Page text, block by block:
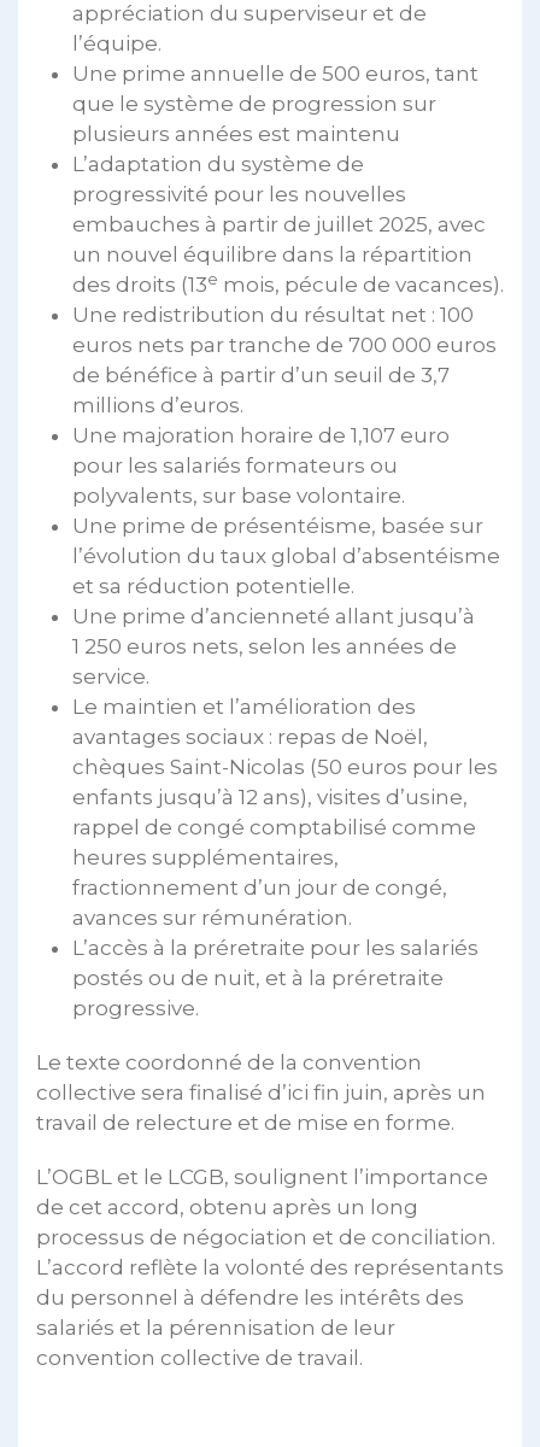
appréciation du superviseur et de
l’équipe.
Une prime annuelle de 500 euros, tant
que le système de progression sur
plusieurs années est maintenu
L’adaptation du système de
progressivité pour les nouvelles
embauches à partir de juillet 2025, avec
un nouvel équilibre dans la répartition
des droits (13e mois, pécule de vacances).
Une redistribution du résultat net : 100
euros nets par tranche de 700 000 euros
de bénéfice à partir d’un seuil de 3,7
millions d’euros.
Une majoration horaire de 1,107 euro
pour les salariés formateurs ou
polyvalents, sur base volontaire.
Une prime de présentéisme, basée sur
l’évolution du taux global d’absentéisme
et sa réduction potentielle.
Une prime d’ancienneté allant jusqu’à
1 250 euros nets, selon les années de
service.
Le maintien et l’amélioration des
avantages sociaux : repas de Noël,
chèques Saint-Nicolas (50 euros pour les
enfants jusqu’à 12 ans), visites d’usine,
rappel de congé comptabilisé comme
heures supplémentaires,
fractionnement d’un jour de congé,
avances sur rémunération.
L’accès à la préretraite pour les salariés
postés ou de nuit, et à la préretraite
progressive.
Le texte coordonné de la convention
collective sera finalisé d’ici fin juin, après un
travail de relecture et de mise en forme.
L’OGBL et le LCGB, soulignent l’importance
de cet accord, obtenu après un long
processus de négociation et de conciliation.
L’accord reflète la volonté des représentants
du personnel à défendre les intérêts des
salariés et la pérennisation de leur
convention collective de travail.